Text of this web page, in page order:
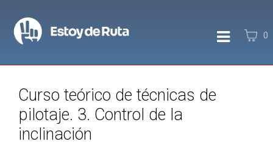
0
Curso teórico de técnicas de
pilotaje. 3. Control de la
inclinación